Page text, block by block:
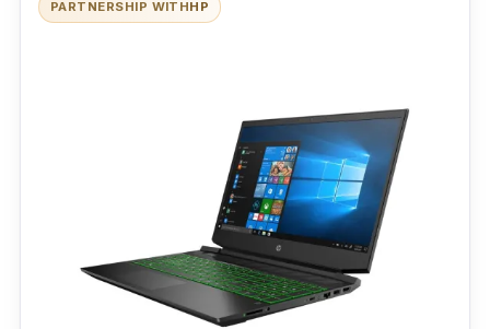
Menariknya lagi, laptop ini boleh menyokong
software VR. Jadi anda boleh bermain game
dengan puas di alam fantasi.
Selain daripada boleh bermain game, laptop
ini juga mampu membantu mereka melakukan
kerja editing video atau gambar yang
PARTNERSHIP WITHHP